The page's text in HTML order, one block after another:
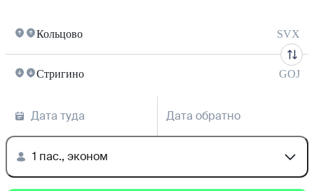
Кольцово SVX
Стригино GOJ
Дата туда Дата обратно
1 пас., эконом